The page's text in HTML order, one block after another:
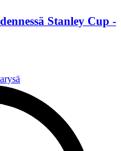
Stanley Cup -